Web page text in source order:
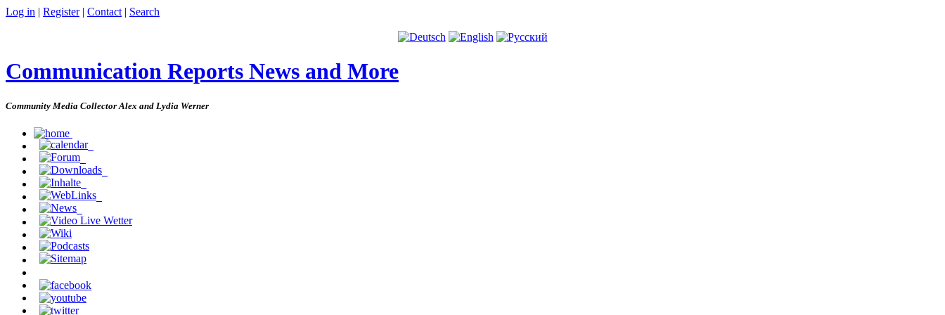
Log in | Register| Contact | Search
Communication Reports News and More
Community Media Collector Alex and Lydia Werner